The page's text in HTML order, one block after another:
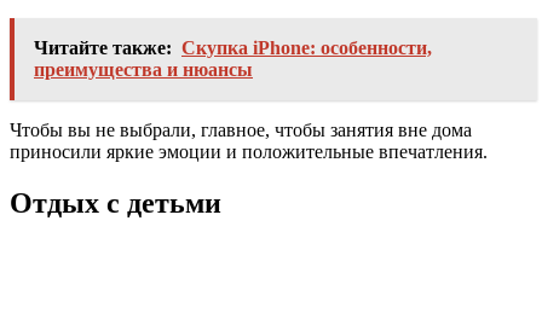
Читайте также: Скупка iPhone: особенности,
преимущества и нюансы
Чтобы вы не выбрали, главное, чтобы занятия вне дома
приносили яркие эмоции и положительные впечатления.
Отдых с детьми